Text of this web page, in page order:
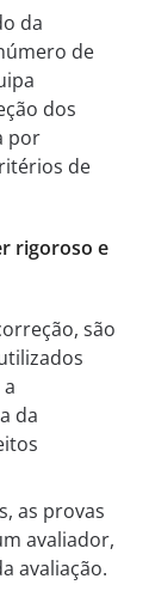
da
de
dos
por
de
rigoroso e
são
da
as provas
avaliador,
avaliação.